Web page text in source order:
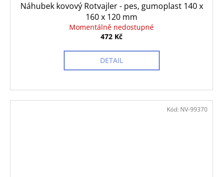
Náhubek kovový Rotvajler - pes, gumoplast 140 x
160 x 120 mm
Momentálně nedostupné
472 Kč
DETAIL
Kód: NV-99370